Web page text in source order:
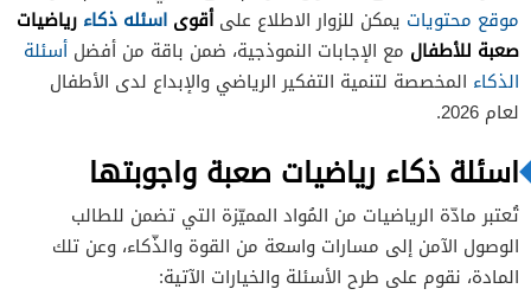
موقع محتويات يمكن للزوار الاطلاع علىأقوى اسئله ذكاء رياضيات
صعبة للأطفال مع الإجابات النموذجية، ضمن باقة من أفضل أسئلة
الذكاء المخصصة لتنمية التفكير الرياضي والإبداع لدى الأطفال
لعام 2026.
اسئلة ذكاء رياضيات صعبة واجوبتها
تُعتبر مادّة الرياضيات من المُواد المميّزة التي تضمن للطالب
الوصول الآمن إلى مسارات واسعة من القوة والذّكاء، وعن تلك
المادة، نقوم على طرح الأسئلة والخيارات الآتية: